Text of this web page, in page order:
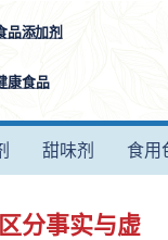
品添加剂
康食品
甜味剂 食用
分事实与虚